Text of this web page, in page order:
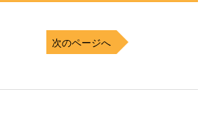
次のページへ